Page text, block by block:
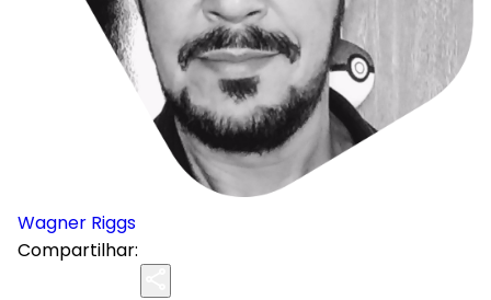
Wagner Riggs
Compartilhar: